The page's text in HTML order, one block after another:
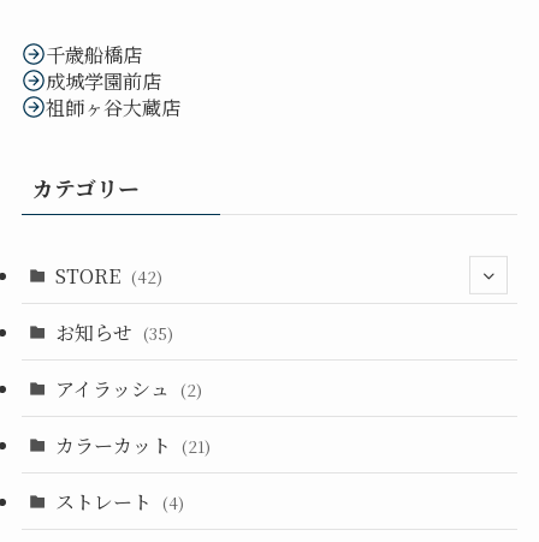
千歳船橋店
成城学園前店
祖師ヶ谷大蔵店
カテゴリー
STORE (42)
(33)
(14)
お知らせ (35)
アイラッシュ (2)
カラーカット (21)
ストレート (4)